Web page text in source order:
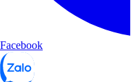
Facebook